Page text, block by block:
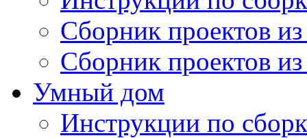
Сборник проектов
Сборник проектов
Умный дом
Инструкции по